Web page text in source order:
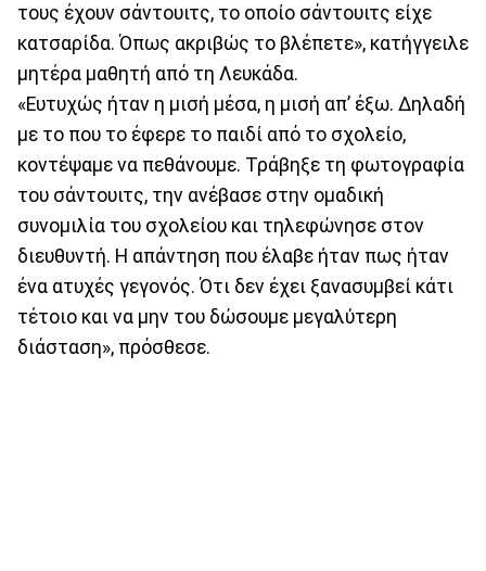
τους έχουν σάντουιτς, το οποίο σάντουιτς είχε
κατσαρίδα. Όπως ακριβώς το βλέπετε», κατήγγειλε
μητέρα μαθητή από τη Λευκάδα.
«Ευτυχώς ήταν η μισή μέσα, η μισή απ’ έξω. Δηλαδή
με το που το έφερε το παιδί από το σχολείο,
κοντέψαμε να πεθάνουμε. Τράβηξε τη φωτογραφία
του σάντουιτς, την ανέβασε στην ομαδική
συνομιλία του σχολείου και τηλεφώνησε στον
διευθυντή. Η απάντηση που έλαβε ήταν πως ήταν
ένα ατυχές γεγονός. Ότι δεν έχει ξανασυμβεί κάτι
τέτοιο και να μην του δώσουμε μεγαλύτερη
διάσταση», πρόσθεσε.